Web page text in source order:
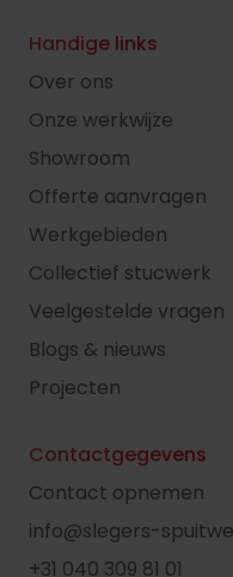
Handige links
Over ons
Onze werkwijze
Showroom
Offerte aanvragen
Werkgebieden
Collectief stucwerk
Veelgestelde vragen
Blogs & nieuws
Projecten
Contactgegevens
Contact opnemen
info@slegers-
+31 040 309 81 01